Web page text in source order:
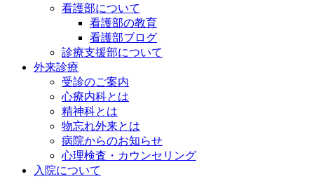
看護部について
看護部の教育
看護部ブログ
診療支援部について
外来診療
受診のご案内
心療内科とは
精神科とは
物忘れ外来とは
病院からのお知らせ
心理検査・カウンセリング
入院について